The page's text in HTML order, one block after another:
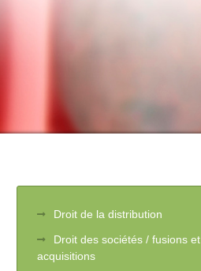
Droit de la distribution
Droit des sociétés / fusions et
acquisitions